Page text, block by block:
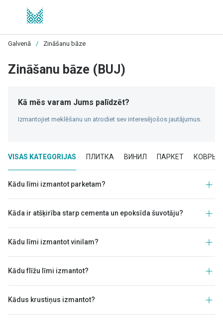
Galvenā / Zināšanu bāze
Zināšanu bāze (BUJ)
Kā mēs varam Jums palīdzēt?
Izmantojiet meklēšanu un atrodiet sev interesējošos jautājumus.
VISAS KATEGORIJAS ПЛИТКА ВИНИЛ ПАРКЕТ КОВРЫ
Kādu līmi izmantot parketam?
Kāda ir atšķirība starp cementa un epoksīda šuvotāju?
Kādu līmi izmantot vinilam?
Kādu flīžu līmi izmantot?
Kādus krustiņus izmantot?